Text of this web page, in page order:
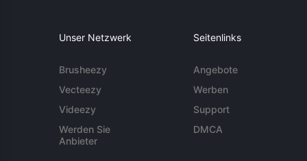
Unser Netzwerk
Brusheezy
Vecteezy
Videezy
Werden Sie
Anbieter
Seitenlinks
Angebote
Werben
Support
DMCA